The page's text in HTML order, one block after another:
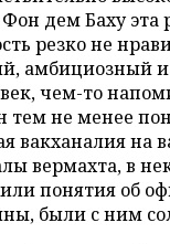
дем Баху эта
резко не
амбициозный
чем-то
тем не менее
вакханалия на
вермахта, в
понятия об
были с ним